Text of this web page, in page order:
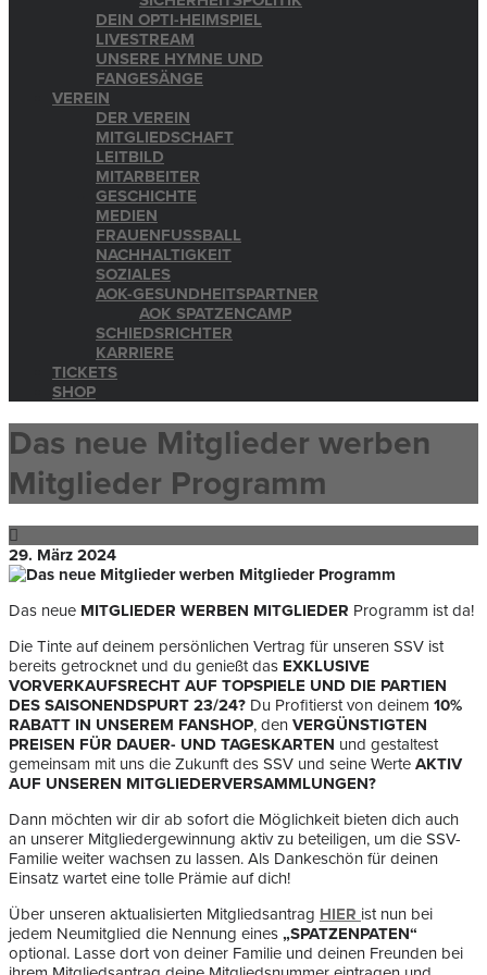
DEIN OPTI-HEIMSPIEL
LIVESTREAM
UNSERE HYMNE UND
FANGESÄNGE
VEREIN
DER VEREIN
MITGLIEDSCHAFT
LEITBILD
MITARBEITER
GESCHICHTE
MEDIEN
FRAUENFUSSBALL
NACHHALTIGKEIT
SOZIALES
AOK-GESUNDHEITSPARTNER
AOK SPATZENCAMP
SCHIEDSRICHTER
KARRIERE
TICKETS
SHOP
Das neue Mitglieder werben
Mitglieder Programm
29. März 2024
Das neue MITGLIEDER WERBEN MITGLIEDER Programm ist da!
Die Tinte auf deinem persönlichen Vertrag für unseren SSV ist
bereits getrocknet und du genießt das EXKLUSIVE
VORVERKAUFSRECHT AUF TOPSPIELE UND DIE PARTIEN
DES SAISONENDSPURT 23/24? Du Profitierst von deinem 10%
RABATT IN UNSEREM FANSHOP, den VERGÜNSTIGTEN
PREISEN FÜR DAUER- UND TAGESKARTEN und gestaltest
gemeinsam mit uns die Zukunft des SSV und seine Werte AKTIV
AUF UNSEREN MITGLIEDERVERSAMMLUNGEN?
Dann möchten wir dir ab sofort die Möglichkeit bieten dich auch
an unserer Mitgliedergewinnung aktiv zu beteiligen, um die SSV-
Familie weiter wachsen zu lassen. Als Dankeschön für deinen
Einsatz wartet eine tolle Prämie auf dich!
Über unseren aktualisierten Mitgliedsantrag HIER ist nun bei
jedem Neumitglied die Nennung eines „SPATZENPATEN“
optional. Lasse dort von deiner Familie und deinen Freunden bei